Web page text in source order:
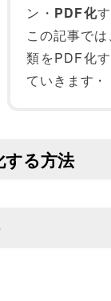
ン・ PDF化
この記事で
類をPDF化
ていきます・
る方法